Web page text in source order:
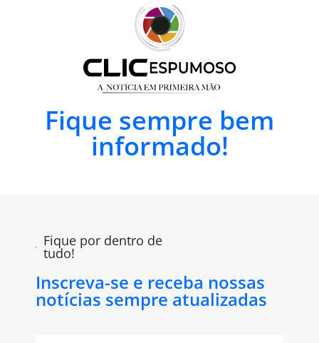
Fique sempre bem
informado!
Fique por dentro de
tudo!
Inscreva-se e receba nossas
notícias sempre atualizadas